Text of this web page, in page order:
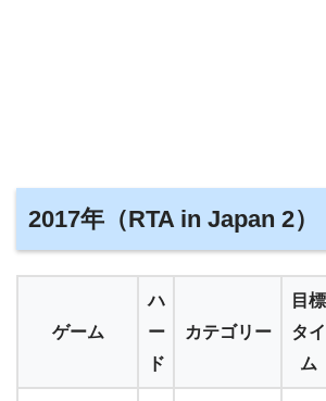
2017年（RTA in Japan 2）
ゲーム
ハ
ー
ド
カテゴリー
目標
タイ
ム